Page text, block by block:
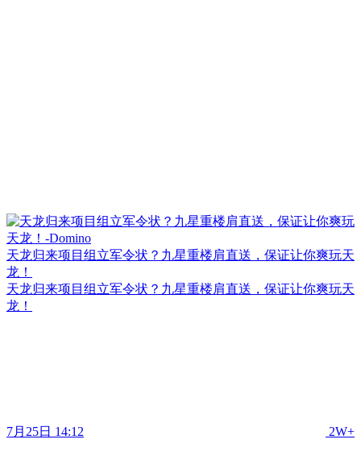
天龙归来项目组立军令状？九星重楼肩直送，保证让你爽玩天
龙！
天龙归来项目组立军令状？九星重楼肩直送，保证让你爽玩天
龙！
7月25日 14:12 2W+